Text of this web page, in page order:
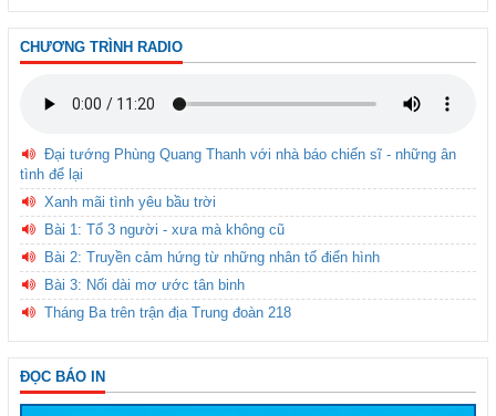
CHƯƠNG TRÌNH RADIO
Đại tướng Phùng Quang Thanh với nhà báo chiến sĩ - những ân
tình để lại
Xanh mãi tình yêu bầu trời
Bài 1: Tổ 3 người - xưa mà không cũ
Bài 2: Truyền cảm hứng từ những nhân tố điển hình
Bài 3: Nối dài mơ ước tân binh
Tháng Ba trên trận địa Trung đoàn 218
ĐỌC BÁO IN